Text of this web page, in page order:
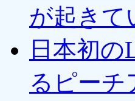
が起きて
日本初の
るピーチ